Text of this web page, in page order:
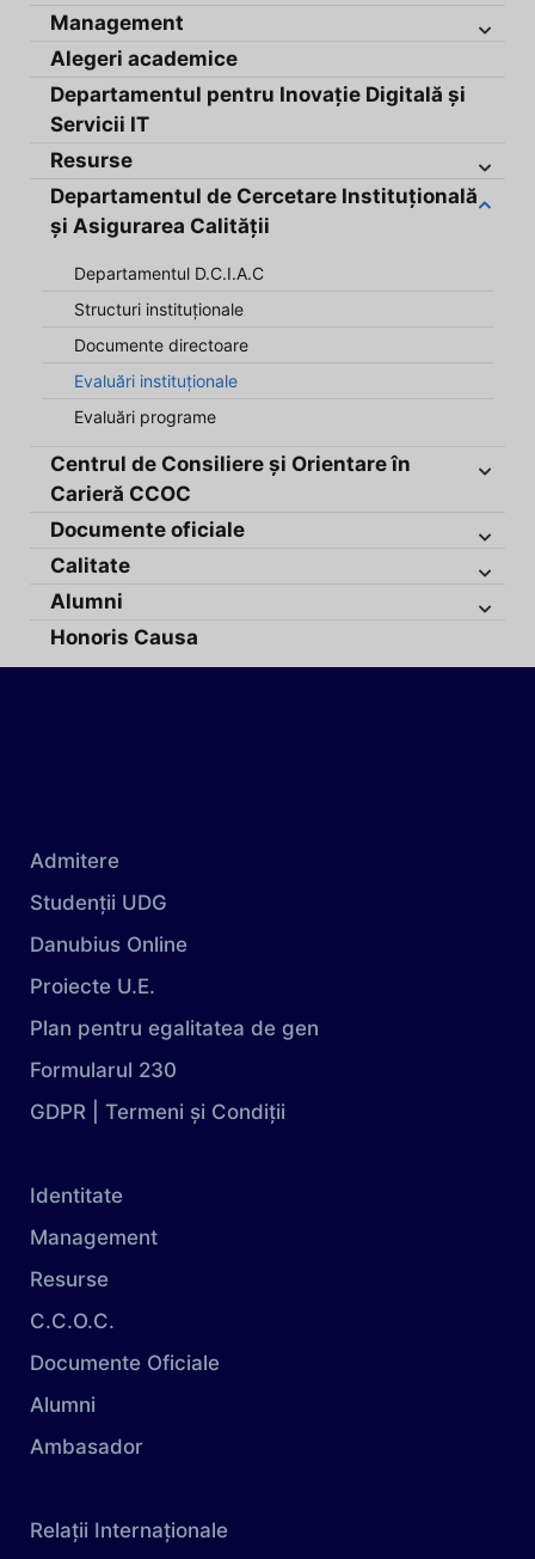
Management
Alegeri academice
Departamentul pentru Inovație Digitală și
Servicii IT
Resurse
Departamentul de Cercetare Instituțională
și Asigurarea Calității
Departamentul D.C.I.A.C
Structuri instituționale
Documente directoare
Evaluări instituționale
Evaluări programe
Centrul de Consiliere și Orientare în
Carieră CCOC
Documente oficiale
Calitate
Alumni
Honoris Causa
Admitere
Studenții UDG
Danubius Online
Proiecte U.E.
Plan pentru egalitatea de gen
Formularul 230
GDPR | Termeni și Condiții
Identitate
Management
Resurse
C.C.O.C.
Documente Oficiale
Alumni
Ambasador
Relații Internaționale